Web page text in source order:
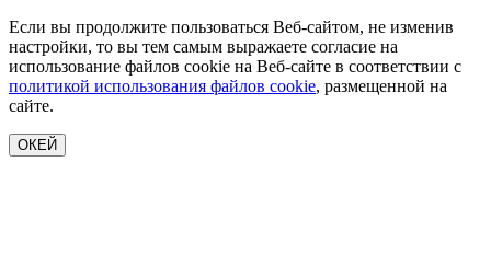
Если вы продолжите пользоваться Веб-сайтом, не изменив
настройки, то вы тем самым выражаете согласие на
использование файлов cookie на Веб-сайте в соответствии с
политикой использования файлов cookie, размещенной на
сайте.
ОКЕЙ